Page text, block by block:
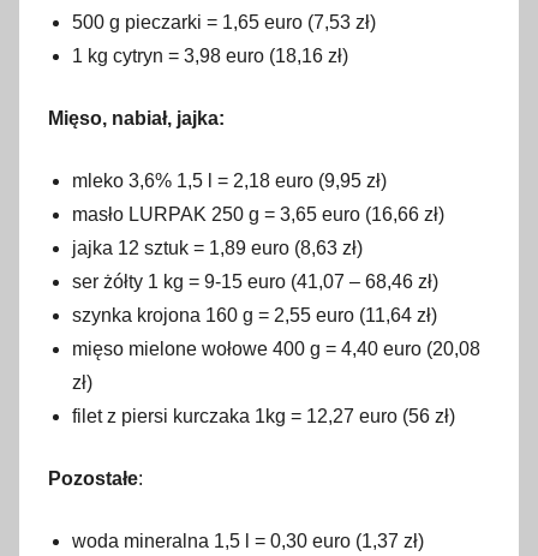
500 g pieczarki = 1,65 euro (7,53 zł)
1 kg cytryn = 3,98 euro (18,16 zł)
Mięso, nabiał, jajka:
mleko 3,6% 1,5 l = 2,18 euro (9,95 zł)
masło LURPAK 250 g = 3,65 euro (16,66 zł)
jajka 12 sztuk = 1,89 euro (8,63 zł)
ser żółty 1 kg = 9-15 euro (41,07 – 68,46 zł)
szynka krojona 160 g = 2,55 euro (11,64 zł)
mięso mielone wołowe 400 g = 4,40 euro (20,08
zł)
filet z piersi kurczaka 1kg = 12,27 euro (56 zł)
Pozostałe:
woda mineralna 1,5 l = 0,30 euro (1,37 zł)